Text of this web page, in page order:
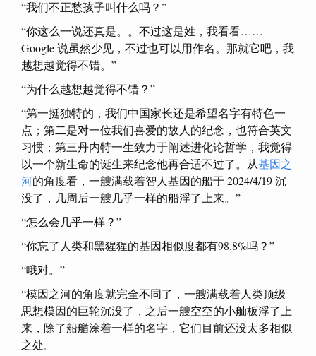
“我们不正愁孩子叫什么吗？”
“你这么一说还真是。。不过这是姓，我看看……
Google 说虽然少见，不过也可以用作名。那就它吧，我
越想越觉得不错。”
“为什么越想越觉得不错？”
“第一挺独特的，我们中国家长还是希望名字有特色一
点；第二是对一位我们喜爱的故人的纪念，也符合英文
习惯；第三丹内特一生致力于阐述进化论哲学，我觉得
以一个新生命的诞生来纪念他再合适不过了。从基因之
河的角度看，一艘满载着智人基因的船于 2024/4/19 沉
没了，几周后一艘几乎一样的船浮了上来。”
“怎么会几乎一样？”
“你忘了人类和黑猩猩的基因相似度都有98.8%吗？”
“哦对。”
“模因之河的角度就完全不同了，一艘满载着人类顶级
思想模因的巨轮沉没了，之后一艘空空的小舢板浮了上
来，除了船艏涂着一样的名字，它们目前还没太多相似
之处。